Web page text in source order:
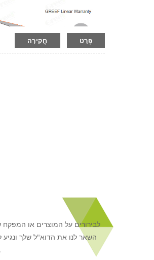
חֲקִירָה פְּרָט
לבירורים על המוצרים או המפקח
השאר לנו את הדוא"ל שלך ונגיע
24